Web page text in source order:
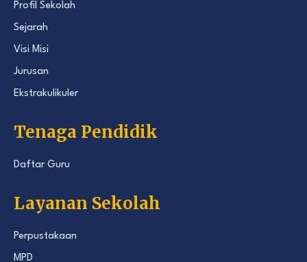
Profil Sekolah
Sejarah
Visi Misi
Jurusan
Ekstrakulikuler
Tenaga Pendidik
Daftar Guru
Layanan Sekolah
Perpustakaan
MPD